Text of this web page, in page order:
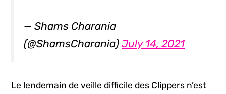
— Shams Charania
(@ShamsCharania)July 14, 2021
Le lendemain de veille difficile des Clippers n’est